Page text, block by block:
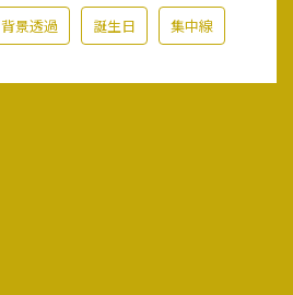
背景透過 誕生日 集中線